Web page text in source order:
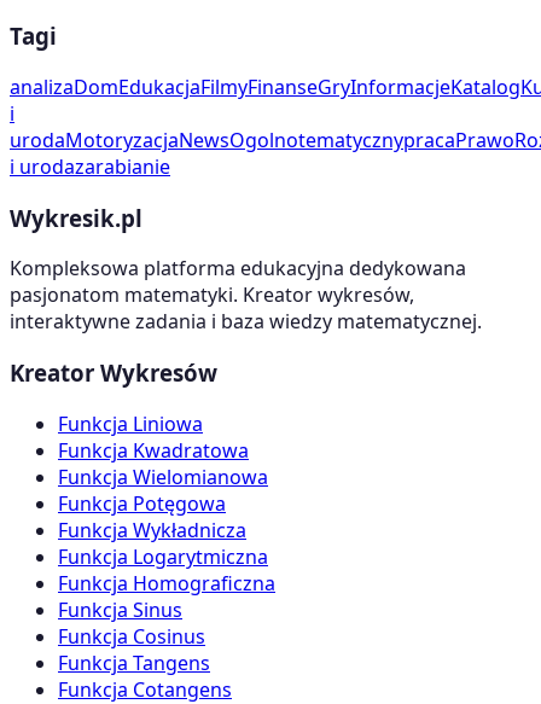
Tagi
analizaDomEdukacjaFilmyFinanseGryInformacjeKatalog
i
urodaMotoryzacjaNewsOgolnotematycznypracaPrawo
i urodazarabianie
Wykresik.pl
Kompleksowa platforma edukacyjna dedykowana
pasjonatom matematyki. Kreator wykresów,
interaktywne zadania i baza wiedzy matematycznej.
Kreator Wykresów
Funkcja Liniowa
Funkcja Kwadratowa
Funkcja Wielomianowa
Funkcja Potęgowa
Funkcja Wykładnicza
Funkcja Logarytmiczna
Funkcja Homograficzna
Funkcja Sinus
Funkcja Cosinus
Funkcja Tangens
Funkcja Cotangens